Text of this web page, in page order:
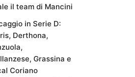
il team di Mancini
in Serie D:
Derthona,
Grassina e
Coriano